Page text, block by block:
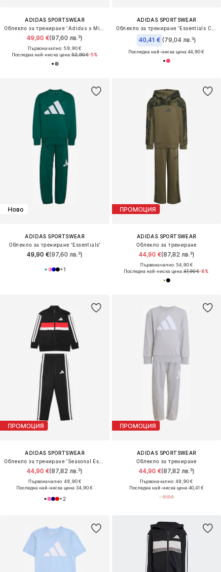
ADIDAS SPORTSWEAR
49,90 €(97,60 лв.³)
Първоначално: 59,90 €
Последна най-ниска цена:52,90 €-5%
ADIDAS SPORTSWEAR
40,41 € (79,04 лв.³)
Последна най-ниска цена:44,90 €
Ново
ADIDAS SPORTSWEAR
Облекло за трениране 'Essentials'
49,90 €(97,60 лв.³)
+1
ПРОМОЦИЯ
ADIDAS SPORTSWEAR
Облекло за трениране
44,90 €(87,82 лв.³)
Първоначално: 54,90 €
Последна най-ниска цена:47,90 €-6%
ПРОМОЦИЯ
ADIDAS SPORTSWEAR
44,90 €(87,82 лв.³)
Първоначално: 49,90 €
Последна най-ниска цена:34,90 €
+2
ПРОМОЦИЯ
ADIDAS SPORTSWEAR
Облекло за трениране
44,90 €(87,82 лв.³)
Първоначално: 49,90 €
Последна най-ниска цена:40,41 €